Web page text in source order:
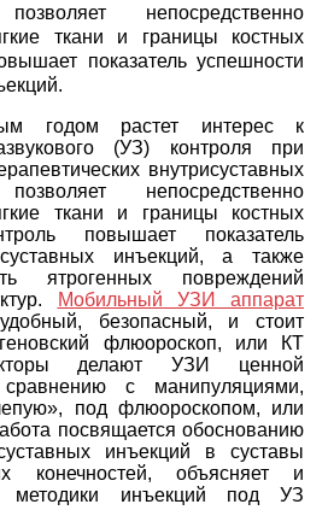
непосредственно
ткани и границы костных
показатель успешности
годом растет интерес к
(УЗ) контроля при
внутрисуставных
непосредственно
ткани и границы костных
повышает показатель
инъекций, а также
ятрогенных повреждений
Мобильный УЗИ аппарат
безопасный, и стоит
флюороскоп, или КТ
делают УЗИ ценной
с манипуляциями,
под флюороскопом, или
посвящается обоснованию
инъекций в суставы
конечностей, объясняет и
методики инъекций под УЗ